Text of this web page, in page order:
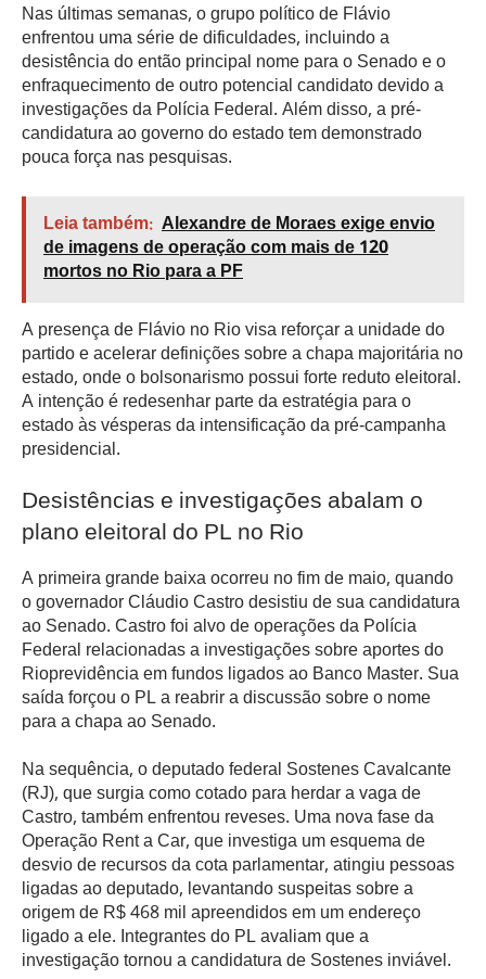
Nas últimas semanas, o grupo político de Flávio
enfrentou uma série de dificuldades, incluindo a
desistência do então principal nome para o Senado e o
enfraquecimento de outro potencial candidato devido a
investigações da Polícia Federal. Além disso, a pré-
candidatura ao governo do estado tem demonstrado
pouca força nas pesquisas.
Leia também: Alexandre de Moraes exige envio
de imagens de operação com mais de 120
mortos no Rio para a PF
A presença de Flávio no Rio visa reforçar a unidade do
partido e acelerar definições sobre a chapa majoritária no
estado, onde o bolsonarismo possui forte reduto eleitoral.
A intenção é redesenhar parte da estratégia para o
estado às vésperas da intensificação da pré-campanha
presidencial.
Desistências e investigações abalam o
plano eleitoral do PL no Rio
A primeira grande baixa ocorreu no fim de maio, quando
o governador Cláudio Castro desistiu de sua candidatura
ao Senado. Castro foi alvo de operações da Polícia
Federal relacionadas a investigações sobre aportes do
Rioprevidência em fundos ligados ao Banco Master. Sua
saída forçou o PL a reabrir a discussão sobre o nome
para a chapa ao Senado.
Na sequência, o deputado federal Sostenes Cavalcante
(RJ), que surgia como cotado para herdar a vaga de
Castro, também enfrentou reveses. Uma nova fase da
Operação Rent a Car, que investiga um esquema de
desvio de recursos da cota parlamentar, atingiu pessoas
ligadas ao deputado, levantando suspeitas sobre a
origem de R$ 468 mil apreendidos em um endereço
ligado a ele. Integrantes do PL avaliam que a
investigação tornou a candidatura de Sostenes inviável.